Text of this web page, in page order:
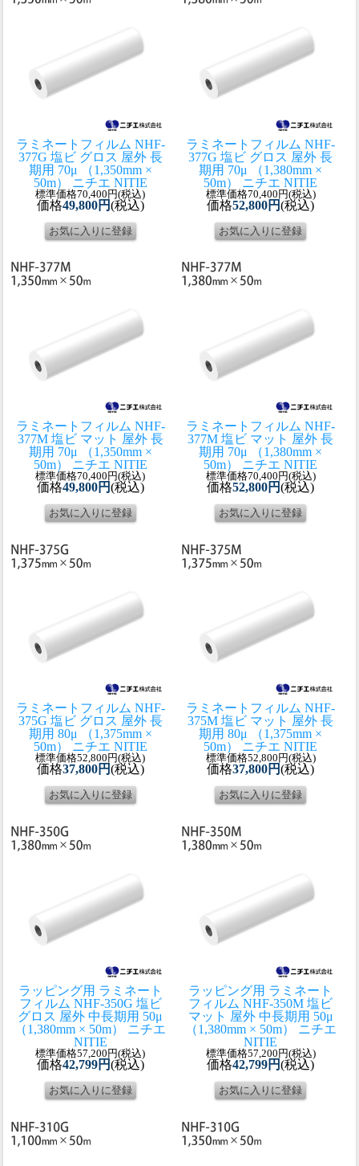
ラミネートフィルム NHF-
377G 塩ビ グロス 屋外 長
期用 70μ （1,350mm ×
50m） ニチエ NITIE
標準価格70,400円(税込)
価格49,800円(税込)
ラミネートフィルム NHF-
377G 塩ビ グロス 屋外 長
期用 70μ （1,380mm ×
50m） ニチエ NITIE
標準価格70,400円(税込)
価格52,800円(税込)
ラミネートフィルム NHF-
377M 塩ビ マット 屋外 長
期用 70μ （1,350mm ×
50m） ニチエ NITIE
標準価格70,400円(税込)
価格49,800円(税込)
ラミネートフィルム NHF-
377M 塩ビ マット 屋外 長
期用 70μ （1,380mm ×
50m） ニチエ NITIE
標準価格70,400円(税込)
価格52,800円(税込)
ラミネートフィルム NHF-
375G 塩ビ グロス 屋外 長
期用 80μ （1,375mm ×
50m） ニチエ NITIE
標準価格52,800円(税込)
価格37,800円(税込)
ラミネートフィルム NHF-
375M 塩ビ マット 屋外 長
期用 80μ （1,375mm ×
50m） ニチエ NITIE
標準価格52,800円(税込)
価格37,800円(税込)
ラッピング用 ラミネート
フィルム NHF-350G 塩ビ
グロス 屋外 中長期用 50μ
（1,380mm × 50m） ニチエ
NITIE
標準価格57,200円(税込)
価格42,799円(税込)
ラッピング用 ラミネート
フィルム NHF-350M 塩ビ
マット 屋外 中長期用 50μ
（1,380mm × 50m） ニチエ
NITIE
標準価格57,200円(税込)
価格42,799円(税込)